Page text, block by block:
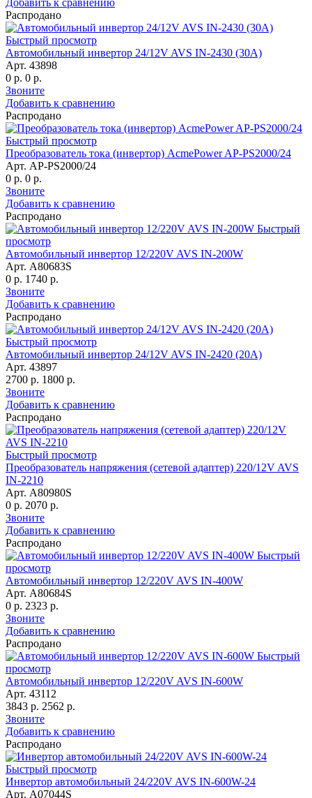
Распродано
Быстрый просмотр
Автомобильный инвертор 24/12V AVS IN-2430 (30A)
Арт. 43898
0 р. 0 р.
Звоните
Добавить к сравнению
Распродано
Быстрый просмотр
Преобразователь тока (инвертор) AcmePower AP-PS2000/24
Арт. AP-PS2000/24
0 р. 0 р.
Звоните
Добавить к сравнению
Распродано
Быстрый
просмотр
Автомобильный инвертор 12/220V AVS IN-200W
Арт. A80683S
0 р. 1740 р.
Звоните
Добавить к сравнению
Распродано
Быстрый просмотр
Автомобильный инвертор 24/12V AVS IN-2420 (20A)
Арт. 43897
2700 р. 1800 р.
Звоните
Добавить к сравнению
Распродано
Быстрый просмотр
Преобразователь напряжения (сетевой адаптер) 220/12V AVS
IN-2210
Арт. A80980S
0 р. 2070 р.
Звоните
Добавить к сравнению
Распродано
Быстрый
просмотр
Автомобильный инвертор 12/220V AVS IN-400W
Арт. A80684S
0 р. 2323 р.
Звоните
Добавить к сравнению
Распродано
Быстрый
просмотр
Автомобильный инвертор 12/220V AVS IN-600W
Арт. 43112
3843 р. 2562 р.
Звоните
Добавить к сравнению
Распродано
Быстрый просмотр
Инвертор автомобильный 24/220V AVS IN-600W-24
Арт. A07044S